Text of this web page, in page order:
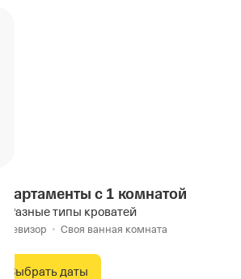
Апартаменты c 1 комнатой
Разные типы кроватей
Телевизор • Своя ванная комната
Выбрать даты